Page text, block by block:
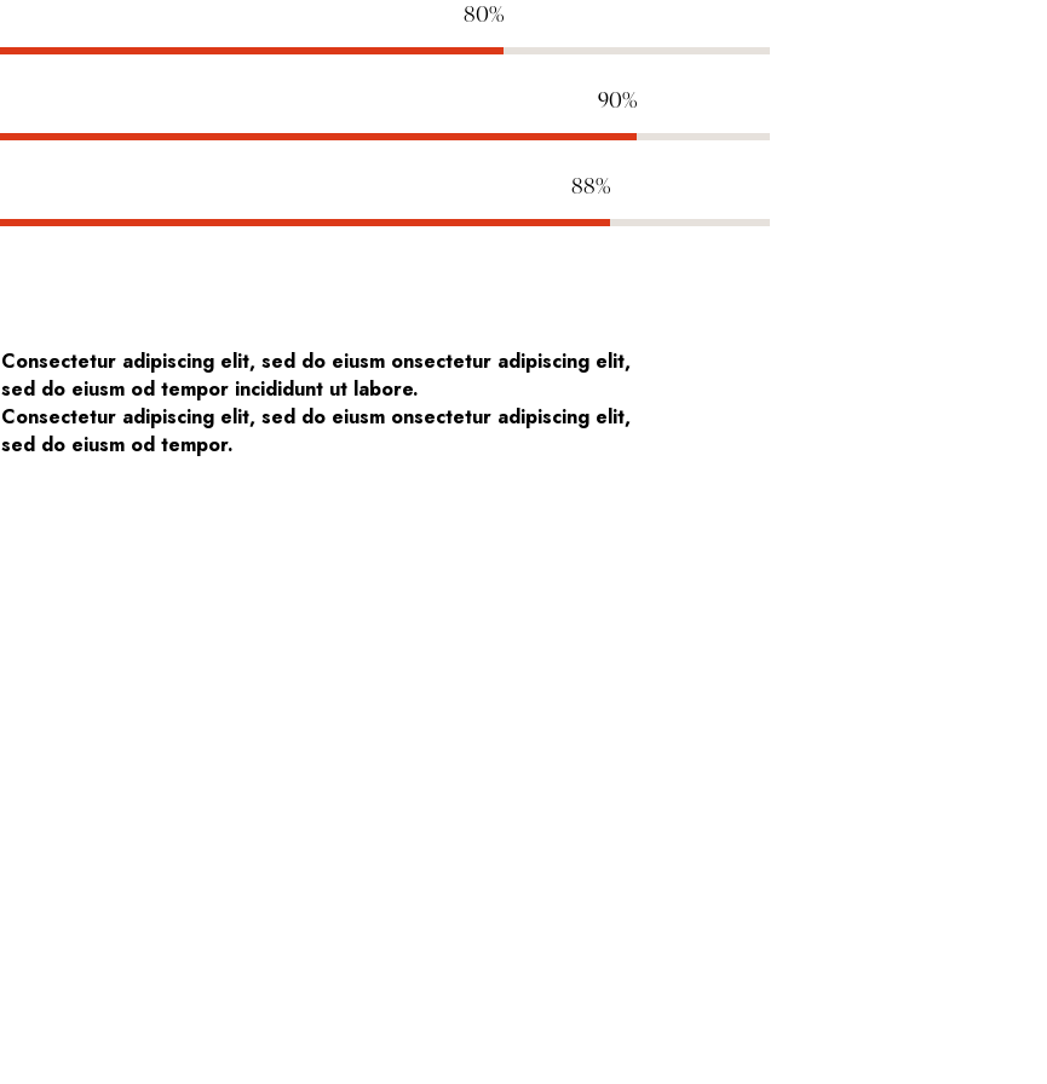
80%
90%
88%
Consectetur adipiscing elit, sed do eiusm onsectetur adipiscing elit,
sed do eiusm od tempor incididunt ut labore.
Consectetur adipiscing elit, sed do eiusm onsectetur adipiscing elit,
sed do eiusm od tempor.